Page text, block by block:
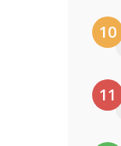
10
11